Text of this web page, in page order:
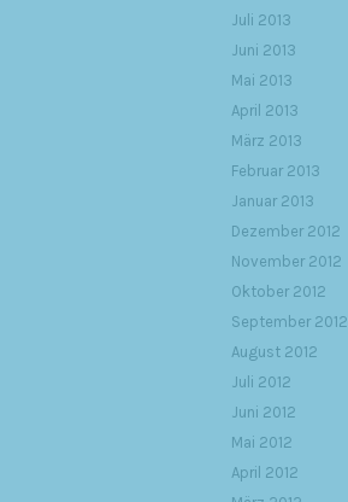
Juli 2013
Juni 2013
Mai 2013
April 2013
März 2013
Februar 2013
Januar 2013
Dezember 2012
November 2012
Oktober 2012
September 2012
August 2012
Juli 2012
Juni 2012
Mai 2012
April 2012